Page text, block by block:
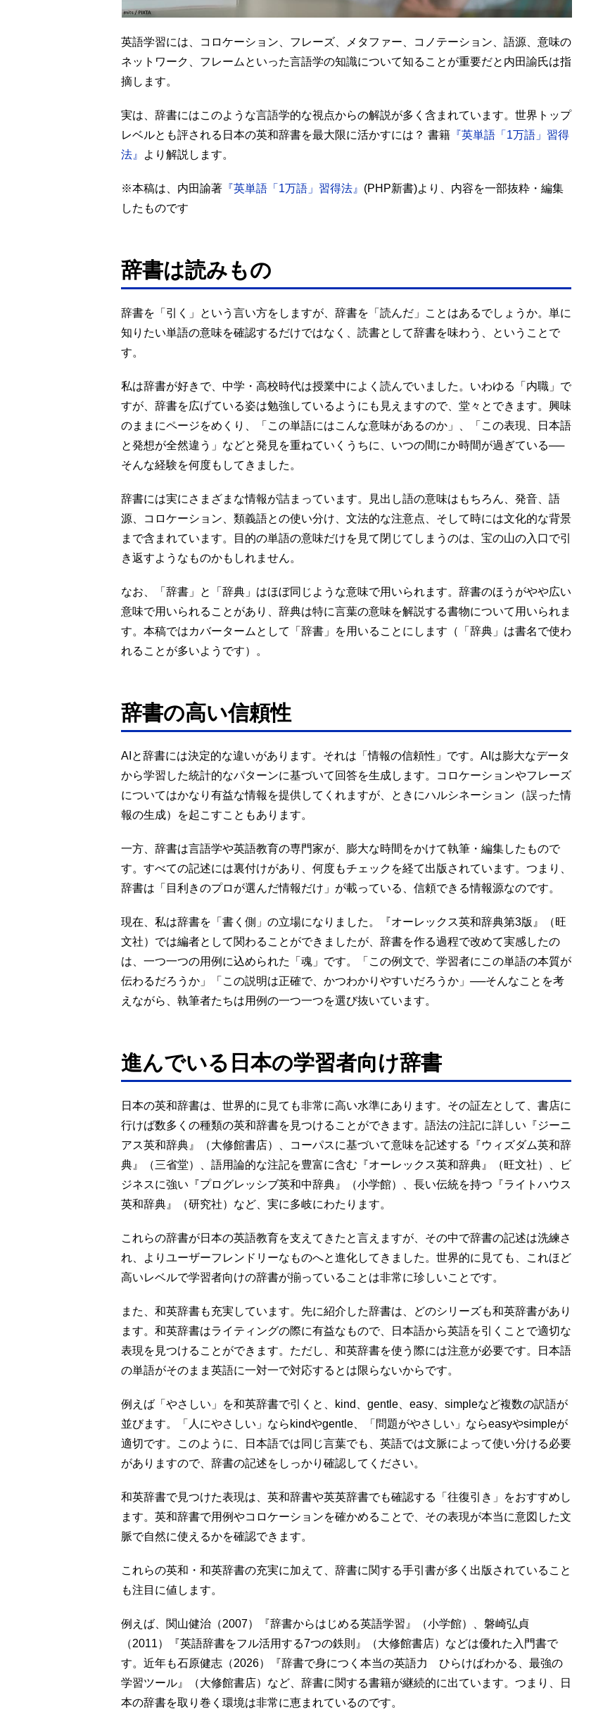
英語学習には、コロケーション、フレーズ、メタファー、コノテーション、語源、意味の
ネットワーク、フレームといった言語学の知識について知ることが重要だと内田諭氏は指
摘します。
実は、辞書にはこのような言語学的な視点からの解説が多く含まれています。世界トップ
レベルとも評される日本の英和辞書を最大限に活かすには？ 書籍 『英単語「1万語」習得
法』
より解説します。
※本稿は、内田諭著 『英単語「1万語」習得法』 (PHP新書)より、内容を一部抜粋・編集
したものです
辞書は読みもの
辞書を「引く」という言い方をしますが、辞書を「読んだ」ことはあるでしょうか。単に
知りたい単語の意味を確認するだけではなく、読書として辞書を味わう、ということで
す。
私は辞書が好きで、中学・高校時代は授業中によく読んでいました。いわゆる「内職」で
すが、辞書を広げている姿は勉強しているようにも見えますので、堂々とできます。興味
のままにページをめくり、「この単語にはこんな意味があるのか」、「この表現、日本語
と発想が全然違う」などと発見を重ねていくうちに、いつの間にか時間が過ぎている──
そんな経験を何度もしてきました。
辞書には実にさまざまな情報が詰まっています。見出し語の意味はもちろん、発音、語
源、コロケーション、類義語との使い分け、文法的な注意点、そして時には文化的な背景
まで含まれています。目的の単語の意味だけを見て閉じてしまうのは、宝の山の入口で引
き返すようなものかもしれません。
なお、「辞書」と「辞典」はほぼ同じような意味で用いられます。辞書のほうがやや広い
意味で用いられることがあり、辞典は特に言葉の意味を解説する書物について用いられま
す。本稿ではカバータームとして「辞書」を用いることにします（「辞典」は書名で使わ
れることが多いようです）。
辞書の高い信頼性
AIと辞書には決定的な違いがあります。それは「情報の信頼性」です。AIは膨大なデータ
から学習した統計的なパターンに基づいて回答を生成します。コロケーションやフレーズ
についてはかなり有益な情報を提供してくれますが、ときにハルシネーション（誤った情
報の生成）を起こすこともあります。
一方、辞書は言語学や英語教育の専門家が、膨大な時間をかけて執筆・編集したもので
す。すべての記述には裏付けがあり、何度もチェックを経て出版されています。つまり、
辞書は「目利きのプロが選んだ情報だけ」が載っている、信頼できる情報源なのです。
現在、私は辞書を「書く側」の立場になりました。『オーレックス英和辞典第3版』（旺
文社）では編者として関わることができましたが、辞書を作る過程で改めて実感したの
は、一つ一つの用例に込められた「魂」です。「この例文で、学習者にこの単語の本質が
伝わるだろうか」「この説明は正確で、かつわかりやすいだろうか」──そんなことを考
えながら、執筆者たちは用例の一つ一つを選び抜いています。
進んでいる日本の学習者向け辞書
日本の英和辞書は、世界的に見ても非常に高い水準にあります。その証左として、書店に
行けば数多くの種類の英和辞書を見つけることができます。語法の注記に詳しい『ジーニ
アス英和辞典』（大修館書店）、コーパスに基づいて意味を記述する『ウィズダム英和辞
典』（三省堂）、語用論的な注記を豊富に含む『オーレックス英和辞典』（旺文社）、ビ
ジネスに強い『プログレッシブ英和中辞典』（小学館）、長い伝統を持つ『ライトハウス
英和辞典』（研究社）など、実に多岐にわたります。
これらの辞書が日本の英語教育を支えてきたと言えますが、その中で辞書の記述は洗練さ
れ、よりユーザーフレンドリーなものへと進化してきました。世界的に見ても、これほど
高いレベルで学習者向けの辞書が揃っていることは非常に珍しいことです。
また、和英辞書も充実しています。先に紹介した辞書は、どのシリーズも和英辞書があり
ます。和英辞書はライティングの際に有益なもので、日本語から英語を引くことで適切な
表現を見つけることができます。ただし、和英辞書を使う際には注意が必要です。日本語
の単語がそのまま英語に一対一で対応するとは限らないからです。
例えば「やさしい」を和英辞書で引くと、kind、gentle、easy、simpleなど複数の訳語が
並びます。「人にやさしい」ならkindやgentle、「問題がやさしい」ならeasyやsimpleが
適切です。このように、日本語では同じ言葉でも、英語では文脈によって使い分ける必要
がありますので、辞書の記述をしっかり確認してください。
和英辞書で見つけた表現は、英和辞書や英英辞書でも確認する「往復引き」をおすすめし
ます。英和辞書で用例やコロケーションを確かめることで、その表現が本当に意図した文
脈で自然に使えるかを確認できます。
これらの英和・和英辞書の充実に加えて、辞書に関する手引書が多く出版されていること
も注目に値します。
例えば、関山健治（2007）『辞書からはじめる英語学習』（小学館）、磐崎弘貞
（2011）『英語辞書をフル活用する7つの鉄則』（大修館書店）などは優れた入門書で
す。近年も石原健志（2026）『辞書で身につく本当の英語力 ひらけばわかる、最強の
学習ツール』（大修館書店）など、辞書に関する書籍が継続的に出ています。つまり、日
本の辞書を取り巻く環境は非常に恵まれているのです。